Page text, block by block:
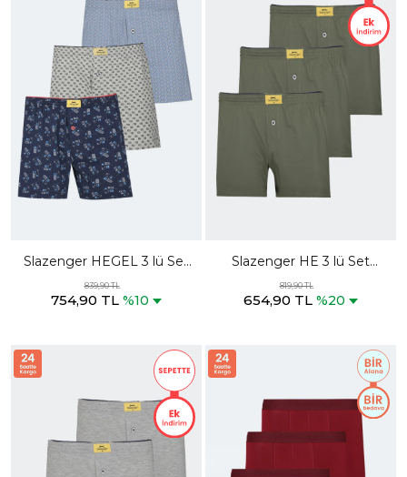
Slazenger HEGEL 3 lü Set
Erkek Karışık Boxer
839,90 TL
754,90 TL %10
Slazenger HE 3 lü Set
Erkek Haki Boxer
819,90 TL
654,90 TL %20